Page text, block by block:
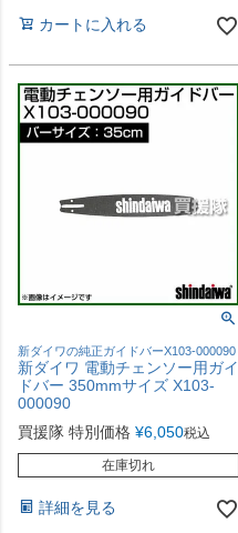
カートに入れる
新ダイワの純正ガイドバーX103-000090
新ダイワ 電動チェンソー用ガイ
ドバー 350mmサイズ X103-
000090
買援隊 特別価格 ¥6,050税込
在庫切れ
詳細を見る